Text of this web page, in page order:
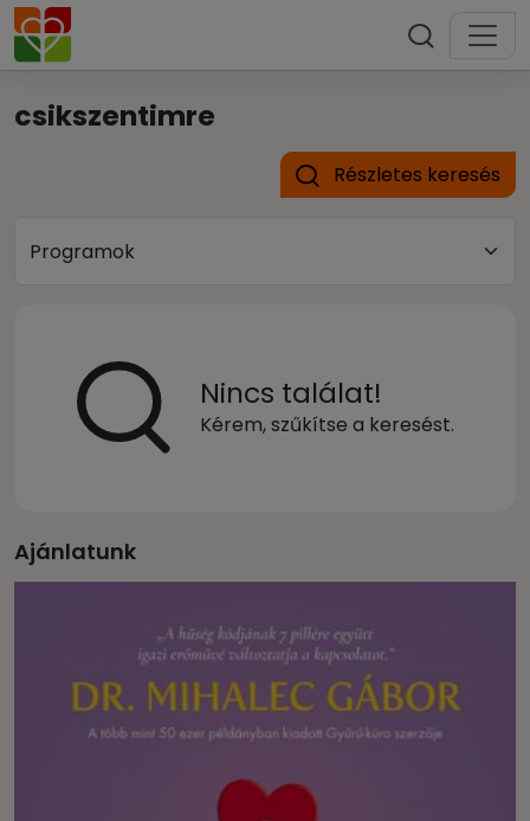
csikszentimre
Részletes keresés
Nincs találat!
Kérem, szűkítse a keresést.
Ajánlatunk